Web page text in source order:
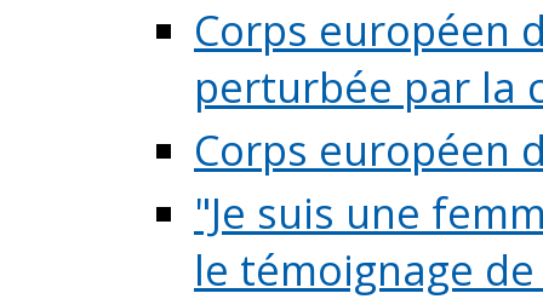
Corps européen
perturbée par la
Corps européen
"Je suis une
le témoignage de